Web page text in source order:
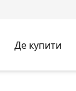
Де купити